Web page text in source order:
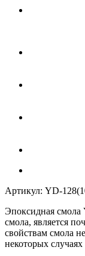
Артикул: YD-
Эпоксидная смола
смола, является
свойствам смола
некоторых